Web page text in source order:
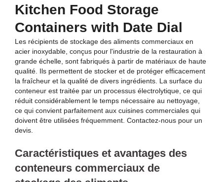
Kitchen Food Storage
Containers with Date Dial
Les récipients de stockage des aliments commerciaux en
acier inoxydable, conçus pour l'industrie de la restauration à
grande échelle, sont fabriqués à partir de matériaux de haute
qualité. Ils permettent de stocker et de protéger efficacement
la fraîcheur et la qualité de divers ingrédients. La surface du
conteneur est traitée par un processus électrolytique, ce qui
réduit considérablement le temps nécessaire au nettoyage,
ce qui convient parfaitement aux cuisines commerciales qui
doivent être utilisées fréquemment. Contactez-nous pour un
devis.
Caractéristiques et avantages des
conteneurs commerciaux de